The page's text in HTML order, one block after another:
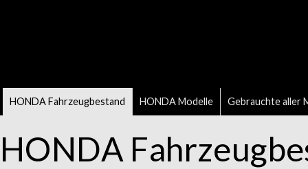
HONDA Fahrzeugbestand HONDA Modelle Gebrauchte aller
HONDA